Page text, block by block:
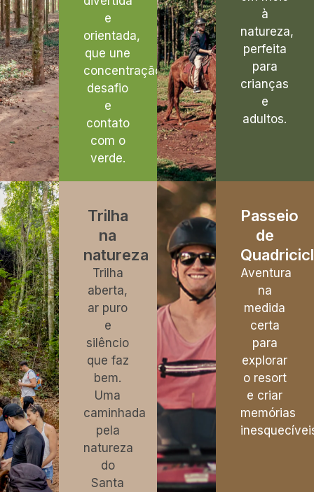
e
orientada,
que une
concentração,
desafio
e
contato
com o
verde.
à
natureza,
perfeita
para
crianças
e
adultos.
Trilha
na
natureza
Trilha
aberta,
ar puro
e
silêncio
que faz
bem.
Uma
caminhada
pela
natureza
do
Santa
Passeio
de
Aventura
na
medida
certa
para
explorar
o resort
e criar
memórias